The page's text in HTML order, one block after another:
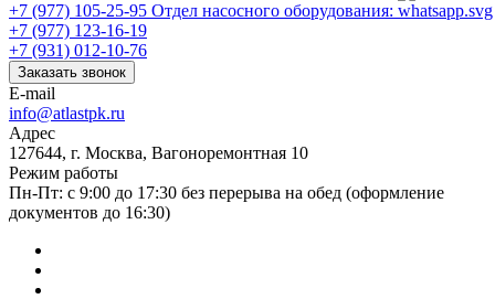
+7 (977) 105-25-95 Отдел насосного оборудования:
+7 (977) 123-16-19
+7 (931) 012-10-76
Заказать звонок
E-mail
info@atlastpk.ru
Адрес
127644, г. Москва, Вагоноремонтная 10
Режим работы
Пн-Пт: с 9:00 до 17:30 без перерыва на обед (оформление
документов до 16:30)